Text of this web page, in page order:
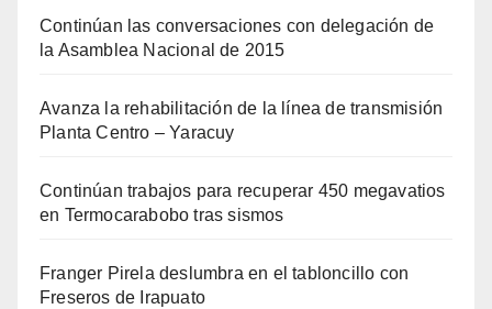
Continúan las conversaciones con delegación de
la Asamblea Nacional de 2015
Avanza la rehabilitación de la línea de transmisión
Planta Centro – Yaracuy
Continúan trabajos para recuperar 450 megavatios
en Termocarabobo tras sismos
Franger Pirela deslumbra en el tabloncillo con
Freseros de Irapuato